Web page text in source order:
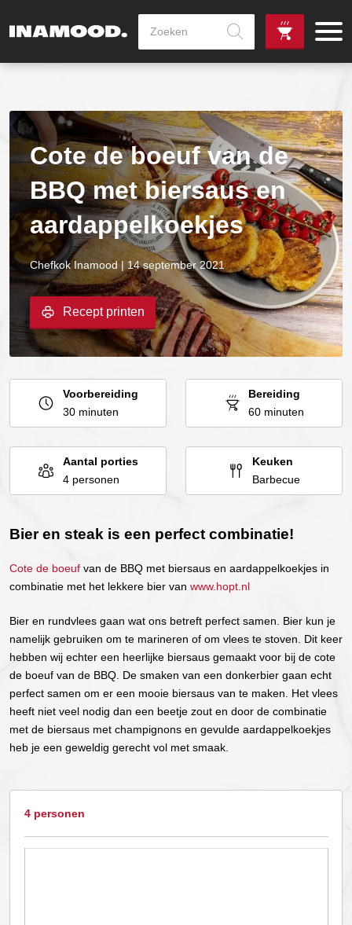
leverdag
mogelijk
vanaf €100,-
Cote de boeuf van de
BBQ met biersaus en
aardappelkoekjes
Chefkok Inamood | 14 september 2021
Recept printen
Voorbereiding
30 minuten
Bereiding
60 minuten
Aantal porties
4 personen
Keuken
Barbecue
Bier en steak is een perfect combinatie!
Cote de boeuf van de BBQ met biersaus en aardappelkoekjes in
combinatie met het lekkere bier van www.hopt.nl
Bier en rundvlees gaan wat ons betreft perfect samen. Bier kun je
namelijk gebruiken om te marineren of om vlees te stoven. Dit keer
hebben wij echter een heerlijke biersaus gemaakt voor bij de cote
de boeuf van de BBQ. De smaken van een donkerbier gaan echt
perfect samen om er een mooie biersaus van te maken. Het vlees
heeft niet veel nodig dan een beetje zout en door de combinatie
met de biersaus met champignons en gevulde aardappelkoekjes
heb je een geweldig gerecht vol met smaak.
4 personen